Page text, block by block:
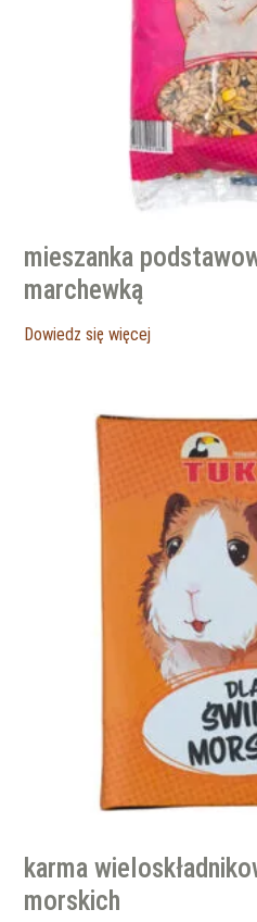
mieszanka
marchewką
Dowiedz się więcej
karma
morskich